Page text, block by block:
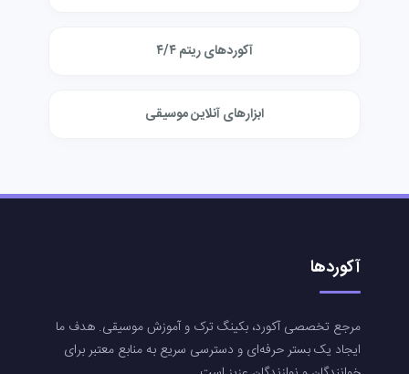
آکوردهای ریتم ۴/۴
ابزارهای آنلاین موسیقی
آکوردها
مرجع تخصصی آکورد، بکینگ ترک و آموزش موسیقی. هدف ما
ایجاد یک بستر حرفه‌ای و دسترسی سریع به منابع معتبر برای